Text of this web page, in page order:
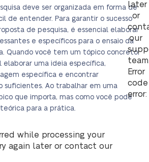
later
or
our
Error
code
error:
deve ser organizada em forma de
de entender. Para garantir o sucesso
de pesquisa, é essencial elaborar
e específicos para o ensaio da
Quando você tem um tópico concreto,
elaborar uma ideia específica,
específica e encontrar
suficientes. Ao trabalhar em uma
que importa, mas como você pode
para a prática.
while processing your
again later or contact our